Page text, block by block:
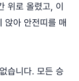
위로 올렸고, 이
앉아 안전띠를 매
습니다. 모든 승